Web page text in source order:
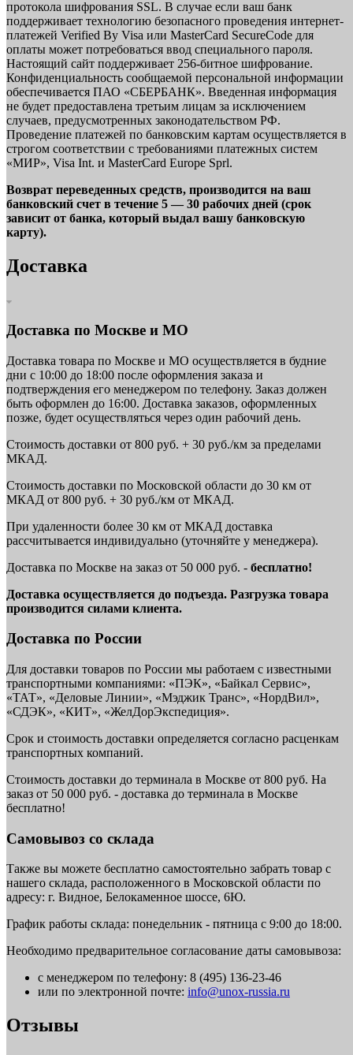
протокола шифрования SSL. В случае если ваш банк
поддерживает технологию безопасного проведения интернет-
платежей Verified By Visa или MasterCard SecureCode для
оплаты может потребоваться ввод специального пароля.
Настоящий сайт поддерживает 256-битное шифрование.
Конфиденциальность сообщаемой персональной информации
обеспечивается ПАО «СБЕРБАНК». Введенная информация
не будет предоставлена третьим лицам за исключением
случаев, предусмотренных законодательством РФ.
Проведение платежей по банковским картам осуществляется в
строгом соответствии с требованиями платежных систем
«МИР», Visa Int. и MasterCard Europe Sprl.
Возврат переведенных средств, производится на ваш
банковский счет в течение 5 — 30 рабочих дней (срок
зависит от банка, который выдал вашу банковскую
карту).
Доставка
Доставка по Москве и МО
Доставка товара по Москве и МО осуществляется в будние
дни с 10:00 до 18:00 после оформления заказа и
подтверждения его менеджером по телефону. Заказ должен
быть оформлен до 16:00. Доставка заказов, оформленных
позже, будет осуществляться через один рабочий день.
Стоимость доставки от 800 руб. + 30 руб./км за пределами
МКАД.
Стоимость доставки по Московской области до 30 км от
МКАД от 800 руб. + 30 руб./км от МКАД.
При удаленности более 30 км от МКАД доставка
рассчитывается индивидуально (уточняйте у менеджера).
Доставка по Москве на заказ от 50 000 руб. - бесплатно!
Доставка осуществляется до подъезда. Разгрузка товара
производится силами клиента.
Доставка по России
Для доставки товаров по России мы работаем с известными
транспортными компаниями: «ПЭК», «Байкал Сервис»,
«ТАТ», «Деловые Линии», «Мэджик Транс», «НордВил»,
«СДЭК», «КИТ», «ЖелДорЭкспедиция».
Срок и стоимость доставки определяется согласно расценкам
транспортных компаний.
Стоимость доставки до терминала в Москве от 800 руб. На
заказ от 50 000 руб. - доставка до терминала в Москве
бесплатно!
Самовывоз со склада
Также вы можете бесплатно самостоятельно забрать товар с
нашего склада, расположенного в Московской области по
адресу: г. Видное, Белокаменное шоссе, 6Ю.
График работы склада: понедельник - пятница с 9:00 до 18:00.
Необходимо предварительное согласование даты самовывоза:
с менеджером по телефону: 8 (495) 136-23-46
или по электронной почте: info@unox-russia.ru
Отзывы